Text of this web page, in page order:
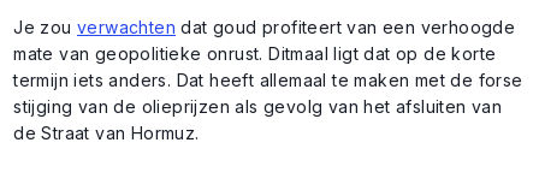
Je zou verwachten dat goud profiteert van een verhoogde
mate van geopolitieke onrust. Ditmaal ligt dat op de korte
termijn iets anders. Dat heeft allemaal te maken met de forse
stijging van de olieprijzen als gevolg van het afsluiten van
de Straat van Hormuz.